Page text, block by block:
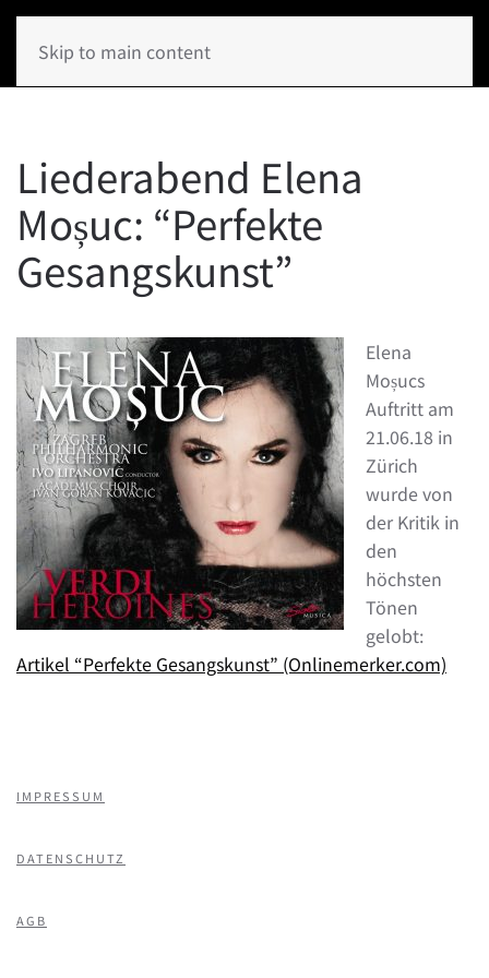
Skip to main content
Liederabend Elena
Moșuc: “Perfekte
Gesangskunst”
Elena
Moșucs
Auftritt am
21.06.18 in
Zürich
wurde von
der Kritik in
den
höchsten
Tönen
gelobt:
Artikel “Perfekte Gesangskunst” (Onlinemerker.com)
IMPRESSUM
DATENSCHUTZ
AGB